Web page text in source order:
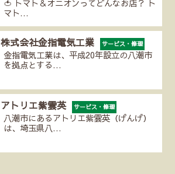
🍅 トマト＆オニオンってどんなお店？ ト
マト…
株式会社金指電気工業 サービス・修理
金指電気工業は、平成20年設立の八潮市
を拠点とする…
アトリエ紫雲英 サービス・修理
八潮市にあるアトリエ紫雲英（げんげ）
は、埼玉県八…